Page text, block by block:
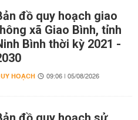
đồ quy hoạch giao
xã Giao Bình, tỉnh
Bình thời kỳ 2021 -
HOẠCH 09:06 | 05/08/2026